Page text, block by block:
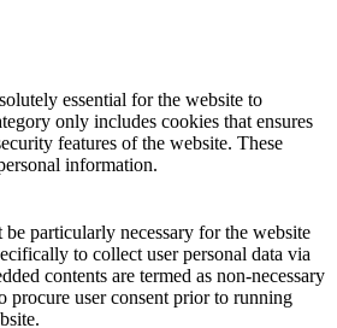
essential for the website to
only includes cookies that ensures
features of the website. These
information.
particularly necessary for the website
to collect user personal data via
contents are termed as non-necessary
procure user consent prior to running